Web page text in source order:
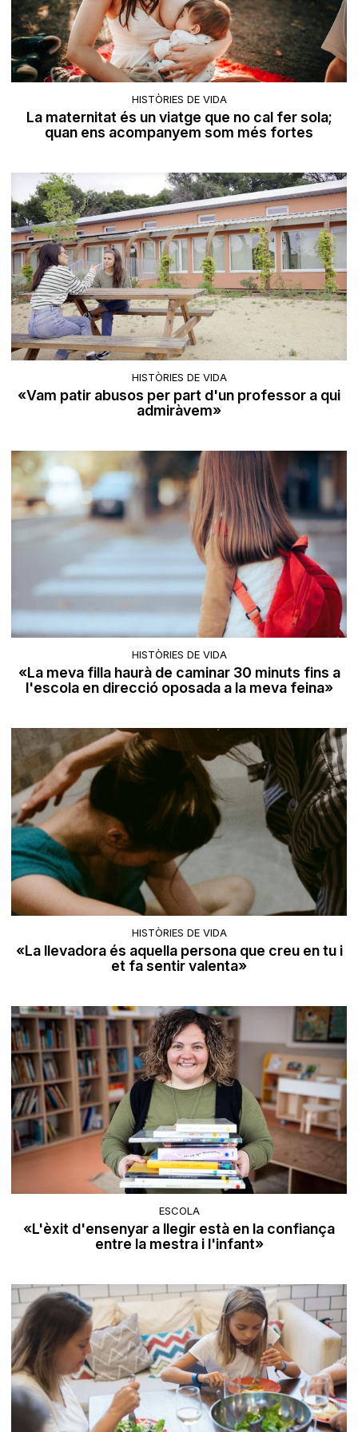
HISTÒRIES DE VIDA
La maternitat és un viatge que no cal fer sola;
quan ens acompanyem som més fortes
HISTÒRIES DE VIDA
«Vam patir abusos per part d'un professor a qui
admiràvem»
HISTÒRIES DE VIDA
«La meva filla haurà de caminar 30 minuts fins a
l'escola en direcció oposada a la meva feina»
HISTÒRIES DE VIDA
«La llevadora és aquella persona que creu en tu i
et fa sentir valenta»
ESCOLA
«L'èxit d'ensenyar a llegir està en la confiança
entre la mestra i l'infant»